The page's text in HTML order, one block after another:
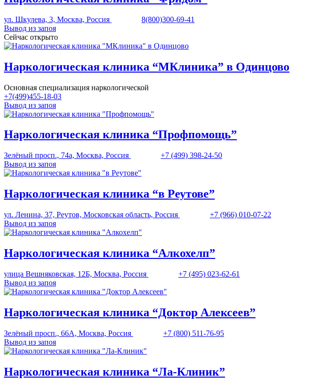
ул. Шкулева, 3, Москва, Россия
8(800)300-69-41
Вывод из запоя
Сейчас открыто
Наркологическая клиника “МКлиника” в Одинцово
Основная специализация наркологической
+7(499)455-18-03
Вывод из запоя
Наркологическая клиника “Профпомощь”
Зелёный просп., 74а, Москва, Россия
+7 (499) 398-24-50
Вывод из запоя
Наркологическая клиника “в Реутове”
ул. Ленина, 37, Реутов, Московская область, Россия
+7 (966) 010-07-22
Вывод из запоя
Наркологическая клиника “Алкохелп”
улица Вешняковская, 12Б, Москва, Россия
+7 (495) 023-62-61
Вывод из запоя
Наркологическая клиника “Доктор Алексеев”
Зелёный просп., 66А, Москва, Россия
+7 (800) 511-76-95
Вывод из запоя
Наркологическая клиника “Ла-Клиник”